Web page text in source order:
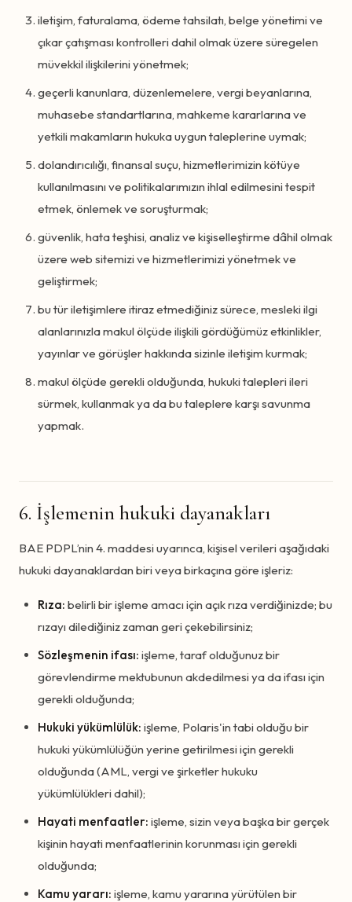
iletişim, faturalama, ödeme tahsilatı, belge yönetimi ve
çıkar çatışması kontrolleri dahil olmak üzere süregelen
müvekkil ilişkilerini yönetmek;
geçerli kanunlara, düzenlemelere, vergi beyanlarına,
muhasebe standartlarına, mahkeme kararlarına ve
yetkili makamların hukuka uygun taleplerine uymak;
dolandırıcılığı, finansal suçu, hizmetlerimizin kötüye
kullanılmasını ve politikalarımızın ihlal edilmesini tespit
etmek, önlemek ve soruşturmak;
güvenlik, hata teşhisi, analiz ve kişiselleştirme dâhil olmak
üzere web sitemizi ve hizmetlerimizi yönetmek ve
geliştirmek;
bu tür iletişimlere itiraz etmediğiniz sürece, mesleki ilgi
alanlarınızla makul ölçüde ilişkili gördüğümüz etkinlikler,
yayınlar ve görüşler hakkında sizinle iletişim kurmak;
makul ölçüde gerekli olduğunda, hukuki talepleri ileri
sürmek, kullanmak ya da bu taleplere karşı savunma
yapmak.
6. İşlemenin hukuki dayanakları
BAE PDPL’nin 4. maddesi uyarınca, kişisel verileri aşağıdaki
hukuki dayanaklardan biri veya birkaçına göre işleriz:
Rıza: belirli bir işleme amacı için açık rıza verdiğinizde; bu
rızayı dilediğiniz zaman geri çekebilirsiniz;
Sözleşmenin ifası: işleme, taraf olduğunuz bir
görevlendirme mektubunun akdedilmesi ya da ifası için
gerekli olduğunda;
Hukuki yükümlülük: işleme, Polaris'in tabi olduğu bir
hukuki yükümlülüğün yerine getirilmesi için gerekli
olduğunda (AML, vergi ve şirketler hukuku
yükümlülükleri dahil);
Hayati menfaatler: işleme, sizin veya başka bir gerçek
kişinin hayati menfaatlerinin korunması için gerekli
olduğunda;
Kamu yararı: işleme, kamu yararına yürütülen bir